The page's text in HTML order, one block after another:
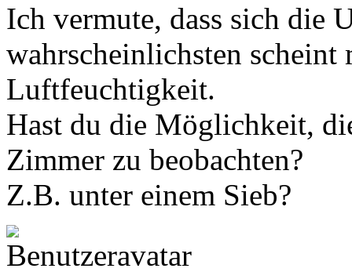
Ich vermute, dass sich die
wahrscheinlichsten scheint
Luftfeuchtigkeit.
Hast du die Möglichkeit,
Zimmer zu beobachten?
Z.B. unter einem Sieb?